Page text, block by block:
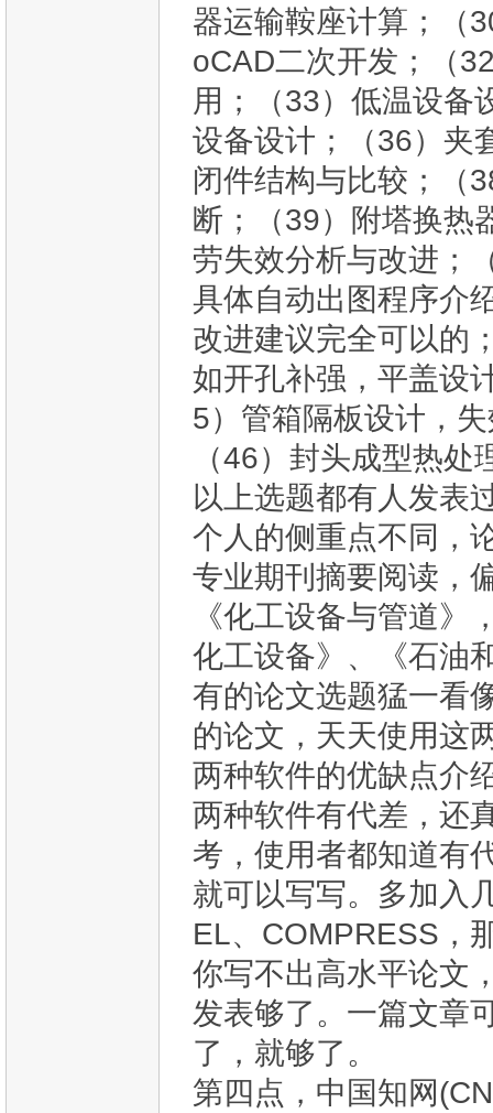
器运输鞍座计算；（
oCAD二次开发；（
用；（33）低温设备
设备设计；（36）夹
闭件结构与比较；（
断；（39）附塔换热
劳失效分析与改进；
具体自动出图程序介
改进建议完全可以的
如开孔补强，平盖设
5）管箱隔板设计，
（46）封头成型热
以上选题都有人发表
个人的侧重点不同，
专业期刊摘要阅读，
《化工设备与管道
化工设备》、《石油
有的论文选题猛一看
的论文，天天使用这
两种软件的优缺点介
两种软件有代差，还
考，使用者都知道有
就可以写写。多加入
EL、COMPRESS，
你写不出高水平论文
发表够了。一篇文章
了，就够了。
第四点，中国知网